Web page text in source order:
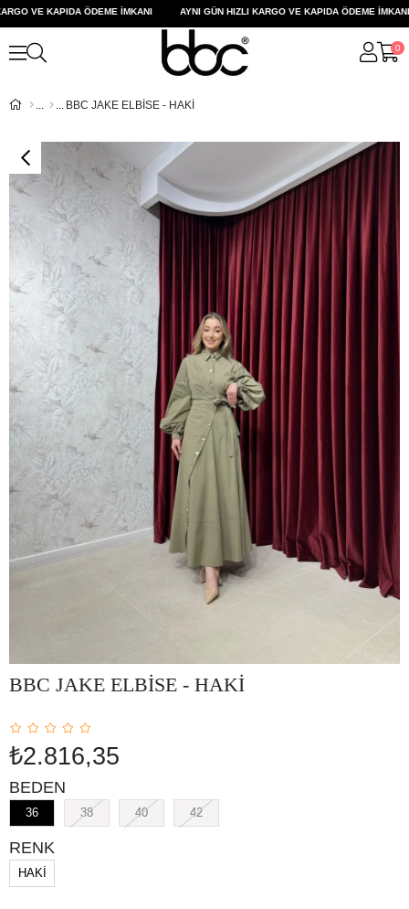
VE KAPIDA ÖDEME İMKANI AYNI GÜN HIZLI KARGO VE KAPIDA ÖDEME İMKANI
0
BBC JAKE ELBİSE - HAKİ
BBC JAKE ELBİSE - HAKİ
₺2.816,35
BEDEN
36 38 40 42
RENK
HAKİ